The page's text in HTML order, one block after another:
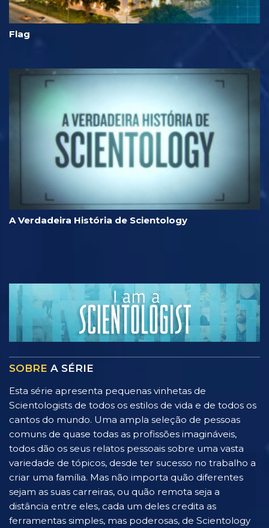
Flag
A Verdadeira História de Scientology
SOBRE A SÉRIE
Esta série apresenta pequenas vinhetas de
Scientologists de todos os estilos de vida e de todos os
cantos do mundo. Uma ampla seleção de pessoas
comuns de quase todas as profissões imagináveis,
todos dão os seus relatos pessoais sobre uma vasta
variedade de tópicos, desde ter sucesso no trabalho a
criar uma família. Mas não importa quão diferentes
sejam as suas carreiras, ou quão remota seja a
distância entre eles, cada um deles credita as
ferramentas simples, mas poderosas, de Scientology